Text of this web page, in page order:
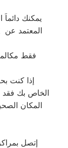
إذا كنت
المكان
إتصل